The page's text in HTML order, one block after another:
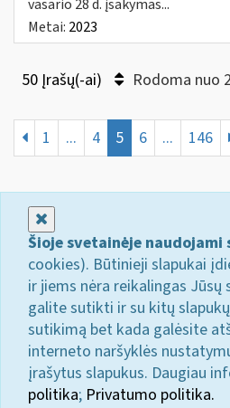
vasario 28 d. įsakymas...
Metai: 2023
50 Įrašų(-ai) Rodoma nuo
1 ... 4 5 6 ... 146
Šioje svetainėje naudojami
cookies). Būtinieji slapukai
ir jiems nėra reikalingas
galite sutikti ir su kitų
sutikimą bet kada galėsite
interneto naršyklės
įrašytus slapukus. Daugiau
politika; Privatumo politika.